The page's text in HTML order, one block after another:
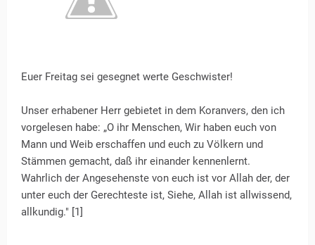
Euer Freitag sei gesegnet werte Geschwister!
Unser erhabener Herr gebietet in dem Koranvers, den ich
vorgelesen habe: „O ihr Menschen, Wir haben euch von
Mann und Weib erschaffen und euch zu Völkern und
Stämmen gemacht, daß ihr einander kennenlernt.
Wahrlich der Angesehenste von euch ist vor Allah der, der
unter euch der Gerechteste ist, Siehe, Allah ist allwissend,
allkundig." [1]